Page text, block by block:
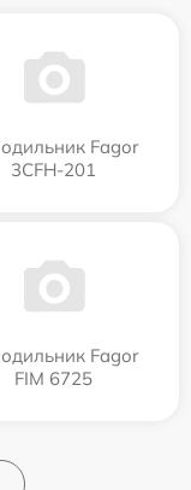
Fagor
3CFH-201
Fagor
FIM 6725